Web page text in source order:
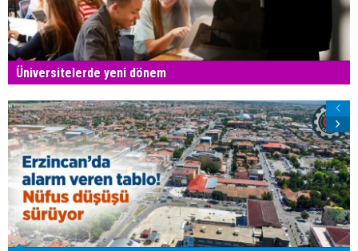
Üniversitelerde yeni dönem